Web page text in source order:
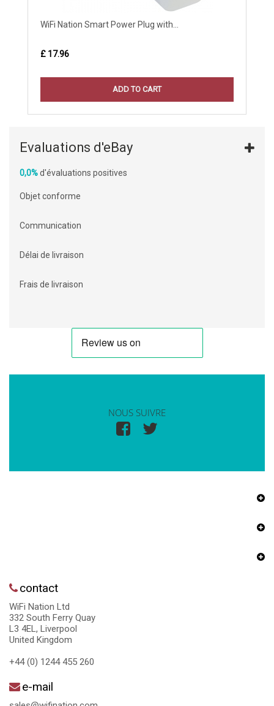
WiFi Nation Smart Power Plug with...
£ 17.96
ADD TO CART
Evaluations d'eBay
0,0%d'évaluations positives
Objet conforme
Communication
Délai de livraison
Frais de livraison
NOUS SUIVRE
contact
WiFi Nation Ltd
332 South Ferry Quay
L3 4EL, Liverpool
United Kingdom
+44 (0) 1244 455 260
e-mail